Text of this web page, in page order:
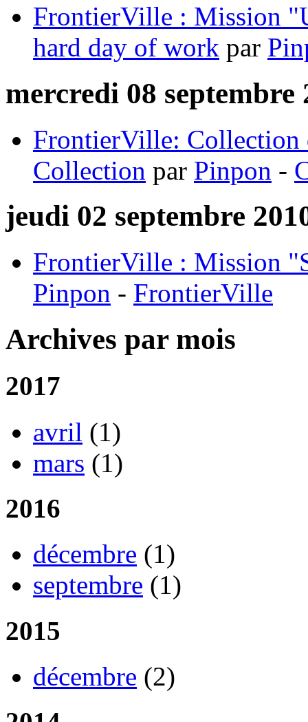
FrontierVille : Mission
hard day of work par
mercredi 08 septembre
FrontierVille: Collection
Collection par Pinpon -
jeudi 02 septembre
FrontierVille : Mission
Pinpon - FrontierVille
Archives par mois
2017
avril (1)
mars (1)
2016
décembre (1)
septembre (1)
2015
décembre (2)